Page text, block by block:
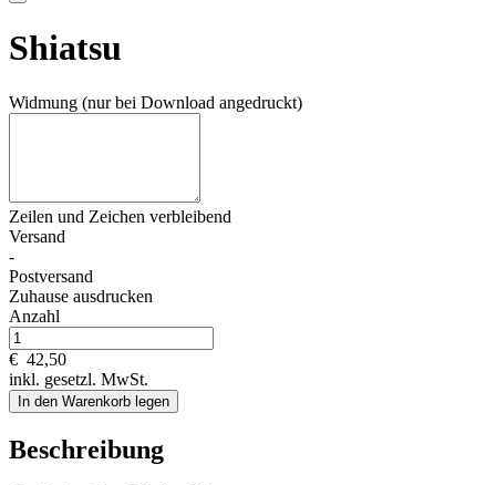
Shiatsu
Widmung (nur bei Download angedruckt)
Zeilen und Zeichen verbleibend
Versand
-
Postversand
Zuhause ausdrucken
Anzahl
€ 42,50
inkl. gesetzl. MwSt.
In den Warenkorb legen
Beschreibung